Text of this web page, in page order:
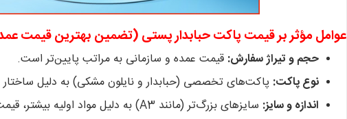
عوامل مؤثر بر قیمت پاکت حبابدار پستی (تضمین بهترین قیمت
حجم و تیراژ سفارش: قیمت عمده و سازمانی به مراتب پایین‌تر است.
نوع پاکت: پاکت‌های تخصصی (حبابدار و نایلون مشکی) به دلیل ساختار
اندازه و سایز: سایزهای بزرگ‌تر (مانند A3) به دلیل مواد اولیه بیشتر، قیمت بالاتری دارند.